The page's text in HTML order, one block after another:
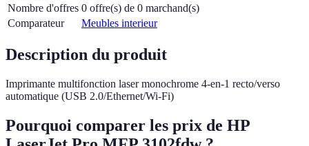
Nombre d'offres 0 offre(s) de 0 marchand(s)
Comparateur
Meubles interieur
Description du produit
Imprimante multifonction laser monochrome 4-en-1 recto/verso
automatique (USB 2.0/Ethernet/Wi-Fi)
Pourquoi comparer les prix de HP